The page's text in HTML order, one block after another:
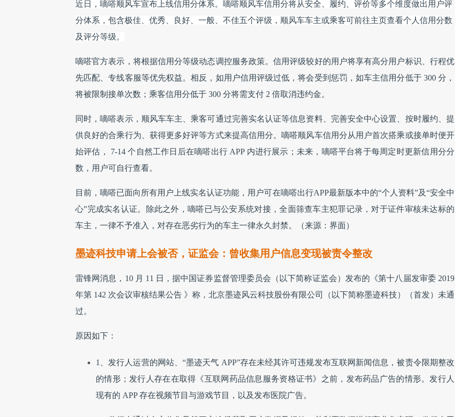
近日，嘀嗒顺风车宣布上线信用分体系。嘀嗒顺风车信用分将从安全、履约、评价等多个维度做出用户评
分体系，包含极佳、优秀、良好、一般、不佳五个评级，顺风车车主或乘客可前往主页查看个人信用分数
及评分等级。
嘀嗒官方表示，将根据信用分等级动态调控服务政策。信用评级较好的用户将享有高分用户标识、行程优
先匹配、专线客服等优先权益。相反，如用户信用评级过低，将会受到惩罚，如车主信用分低于 300 分，
将被限制接单次数；乘客信用分低于 300 分将需支付 2 倍取消违约金。
同时，嘀嗒表示，顺风车车主、乘客可通过完善实名认证等信息资料、完善安全中心设置、按时履约、提
供良好的合乘行为、获得更多好评等方式来提高信用分。嘀嗒顺风车信用分从用户首次搭乘或接单时便开
始评估， 7-14 个自然工作日后在嘀嗒出行 APP 内进行展示；未来，嘀嗒平台将于每周定时更新信用分分
数，用户可自行查看。
目前，嘀嗒已面向所有用户上线实名认证功能，用户可在嘀嗒出行APP最新版本中的“个人资料”及“安全中
心”完成实名认证。除此之外， 嘀嗒已与公安系统对接，全面筛查车主犯罪记录，对于证件审核未达标的
车主，一律不予准入，对存在恶劣行为的车主一律永久封禁。（来源：界面）
墨迹科技申请上会被否，证监会：曾收集用户信息变现被责令整改
雷锋网消息，10 月 11 日，据中国证券监督管理委员会（以下简称证监会）发布的《第十八届发审委 2019
年第 142 次会议审核结果公告 》称，北京墨迹风云科技股份有限公司（以下简称墨迹科技）（首发）未通
过。
原因如下：
1、发行人运营的网站、“墨迹天气 APP”存在未经其许可违规发布互联网新闻信息，被责令限期整改
的情形；发行人存在在取得《互联网药品信息服务资格证书》之前，发布药品广告的情形。发行人
现有的 APP 存在视频节目与游戏节目，以及发布医院广告。